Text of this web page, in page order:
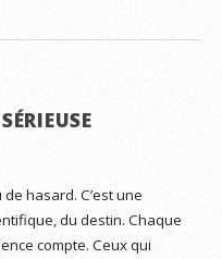
hasard. C’est une
du destin. Chaque
compte. Ceux qui